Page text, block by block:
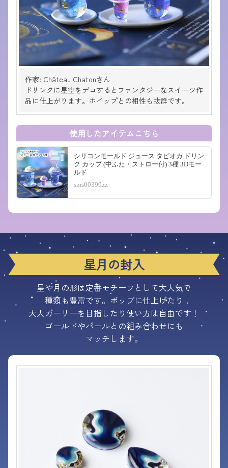
作家: Château Chatonさん
ドリンクに星空をデコするとファンタジーなスイーツ作
品に仕上がります。ホイップとの相性も抜群です。
使用したアイテムこちら
シリコンモールド ジュース タピオカ ドリン
ク カップ (中ふた・ストロー付) 3種 3Dモー
ルド
sms00399zz
星月の封入
星や月の形は定番モチーフとして大人気で
種類も豊富です。ポップに仕上げたり
大人ガーリーを目指したり使い方は自由です！
ゴールドやパールとの組み合わせにも
マッチします。